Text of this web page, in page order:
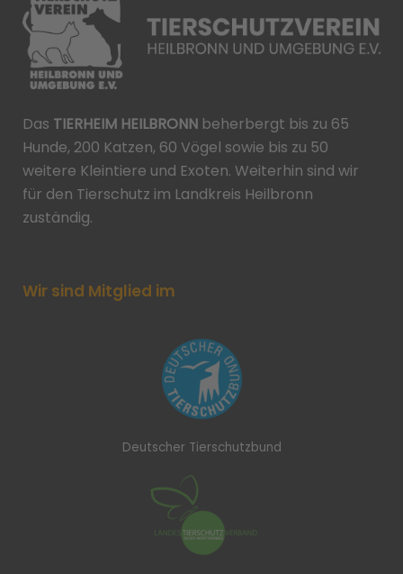
Das TIERHEIM HEILBRONN beherbergt bis zu 65
Hunde, 200 Katzen, 60 Vögel sowie bis zu 50
weitere Kleintiere und Exoten. Weiterhin sind wir
für den Tierschutz im Landkreis Heilbronn
zuständig.
Wir sind Mitglied im
Deutscher Tierschutzbund